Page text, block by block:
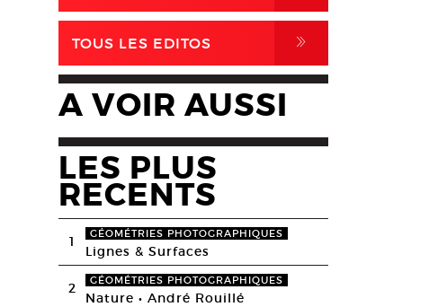
TOUS LES EDITOS ,
A VOIR AUSSI
LES PLUS
RECENTS
1 GÉOMÉTRIES PHOTOGRAPHIQUES
Lignes & Surfaces
2 GÉOMÉTRIES PHOTOGRAPHIQUES
Nature • André Rouillé